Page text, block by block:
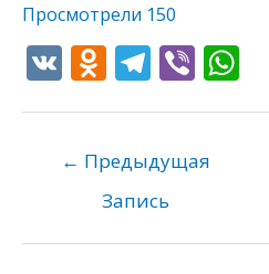
Просмотрели 150
V O
o
kl
as
T
gr
a
m
Vi
p
← Предыдущая
Запись